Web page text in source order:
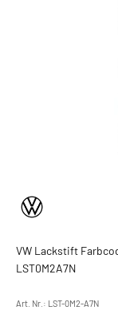
VW Lackstift
LST0M2A7N
Art. Nr.: LST-0M2-A7N